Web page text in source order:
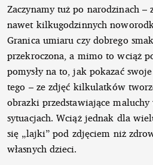
Zaczynamy tuż po narodzinach
nawet kilkugodzinnych
Granica umiaru czy dobrego
przekroczona, a mimo to wciąż
pomysły na to, jak pokazać
tego – ze zdjęć kilkulatków
obrazki przedstawiające
sytuacjach. Wciąż jednak dla
się „lajki” pod zdjęciem niż
własnych dzieci.